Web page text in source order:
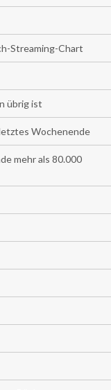
Streaming-Chart
übrig ist
Wochenende
mehr als 80.000